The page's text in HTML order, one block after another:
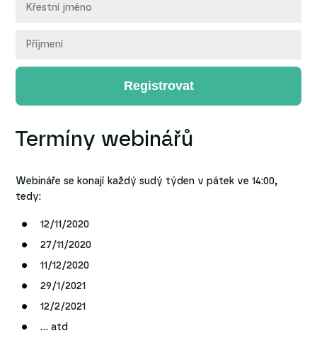
Registrovat
Termíny webinářů
Webináře se konají každý sudý týden v pátek ve 14:00,
tedy:
12/11/2020
27/11/2020
11/12/2020
29/1/2021
12/2/2021
... atd